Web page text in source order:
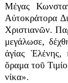
Μέγας
Αὐτοκράτορα
Χριστιανῶν.
μεγάλωσε,
ἁγίας
ὅραμα τοῦ
νίκα».